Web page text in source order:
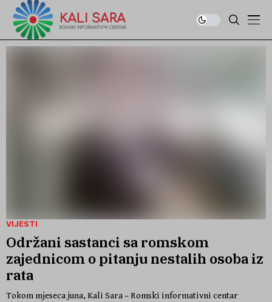
VIJESTI
Održani sastanci sa romskom
zajednicom o pitanju nestalih osoba iz
rata
Tokom mjeseca juna, Kali Sara – Romski informativni centar